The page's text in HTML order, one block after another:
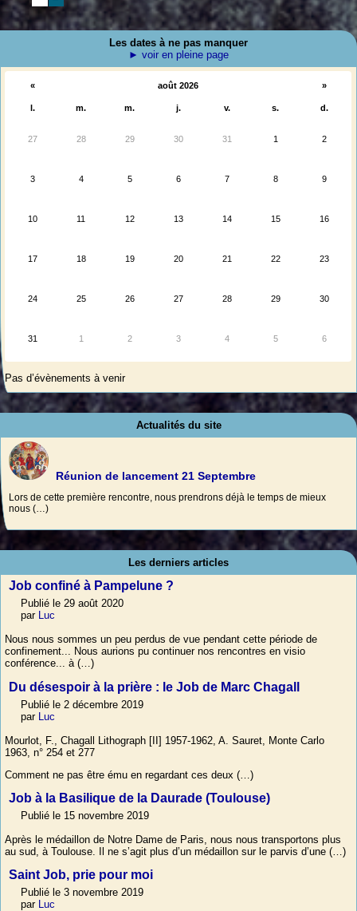
Les dates à ne pas manquer
► voir en pleine page
« août 2026 »
l. m. m. j. v. s. d.
27 28 29 30 31 1 2
3 4 5 6 7 8 9
10 11 12 13 14 15 16
17 18 19 20 21 22 23
24 25 26 27 28 29 30
31 1 2 3 4 5 6
Pas d’évènements à venir
Actualités du site
Réunion de lancement 21 Septembre
Lors de cette première rencontre, nous prendrons déjà le temps de mieux
nous (…)
Les derniers articles
Job confiné à Pampelune ?
Publié le 29 août 2020
par Luc
Nous nous sommes un peu perdus de vue pendant cette période de
confinement... Nous aurions pu continuer nos rencontres en visio
conférence... à (…)
Du désespoir à la prière : le Job de Marc Chagall
Publié le 2 décembre 2019
par Luc
Mourlot, F., Chagall Lithograph [II] 1957-1962, A. Sauret, Monte Carlo
1963, n° 254 et 277
Comment ne pas être ému en regardant ces deux (…)
Job à la Basilique de la Daurade (Toulouse)
Publié le 15 novembre 2019
Après le médaillon de Notre Dame de Paris, nous nous transportons plus
au sud, à Toulouse. Il ne s’agit plus d’un médaillon sur le parvis d’une (…)
Saint Job, prie pour moi
Publié le 3 novembre 2019
par Luc